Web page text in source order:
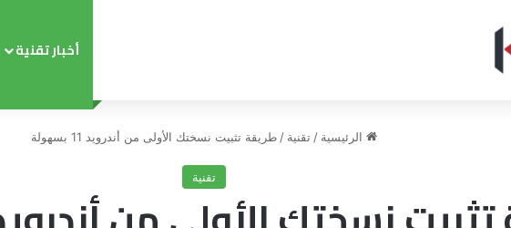
أخبار تقنية
الرئيسية / تقنية / طريقة تثبيت نسختك الأولى من أندرويد 11 بسهولة
تقنية